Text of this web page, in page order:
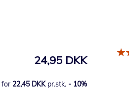
24,95 DKK
for 22,45 DKK pr.stk. - 10%